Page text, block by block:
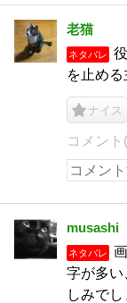
老猫
ネタバレ
を止める
ナイス
コメント
musashi
ネタバレ
字が多い
しみで